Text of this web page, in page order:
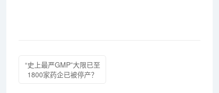
“史上最严GMP”大限已至
1800家药企已被停产？